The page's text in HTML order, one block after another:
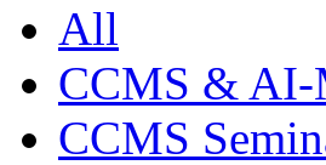
All
CCMS & AI-
CCMS